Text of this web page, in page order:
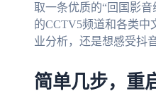
取一条优质的“回国影
的CCTV5频道和各类中
业分析，还是想感受抖
简单几步，重